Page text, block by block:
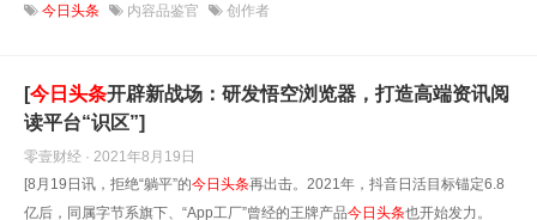
今日头条 内容品鉴官 创作者
[今日头条开辟新战场：研发悟空浏览器，打造高端资讯阅
读平台“识区”]
零壹财经 · 2021年8月19日
[8月19日讯，拒绝“躺平”的今日头条再出击。2021年，抖音日活目标锚定6.8
亿后，同属字节系旗下、“App工厂”曾经的王牌产品今日头条也开始发力。